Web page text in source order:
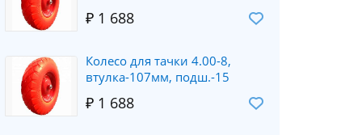
₽ 1 688
Колесо для тачки 4.00-8,
втулка-107мм, подш.-15
₽ 1 688